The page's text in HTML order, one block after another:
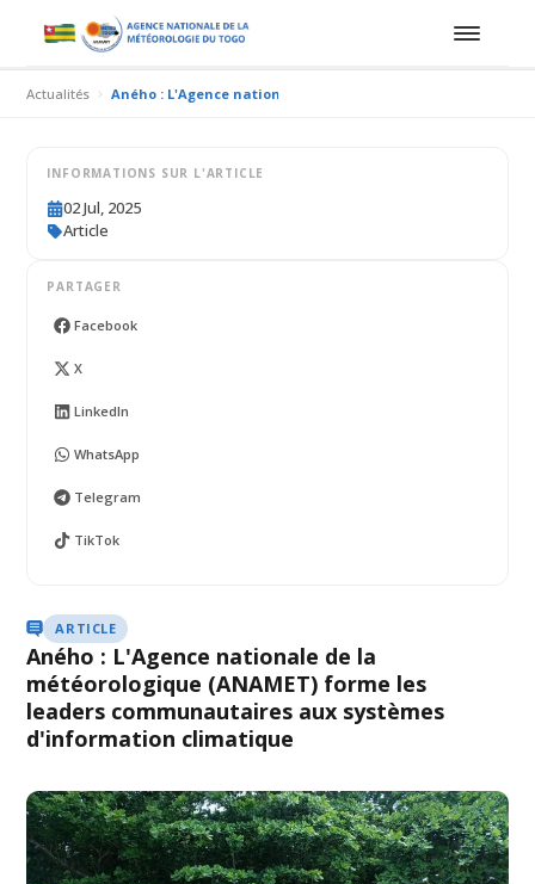
Actualités Aného : L'Agence nationale de la météorologique
ARTICLE
Aného : L'Agence nationale de la
météorologique (ANAMET) forme les
leaders communautaires aux systèmes
d'information climatique
INFORMATIONS SUR L'ARTICLE
02 Jul, 2025
Article
PARTAGER
Facebook
X
LinkedIn
WhatsApp
Telegram
TikTok